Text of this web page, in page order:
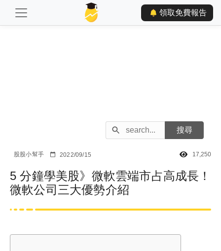
領取免費報告
股股小幫手 2022/09/15 17,250
5 分鐘學美股》微軟雲端市占高成長！
微軟公司三大優勢介紹